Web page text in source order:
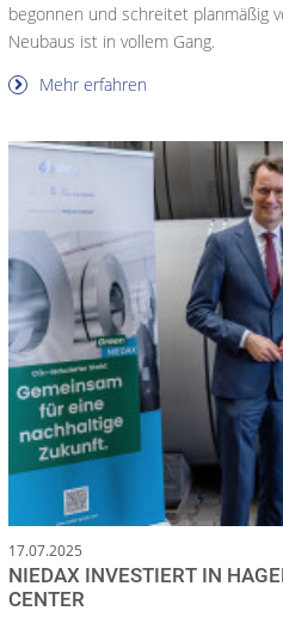
begonnen und schreitet planmäßig
Neubaus ist in vollem Gang.
Mehr erfahren
17.07.2025
NIEDAX INVESTIERT IN
CENTER